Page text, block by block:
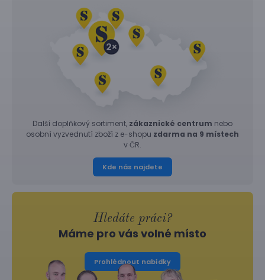
Další doplňkový sortiment, zákaznické centrum nebo
osobní vyzvednutí zboží z e-shopu zdarma na 9 místech
v ČR.
Kde nás najdete
Hledáte práci?
Máme pro vás volné místo
Prohlédnout nabídky